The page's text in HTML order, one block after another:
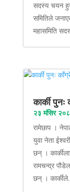
सदस्य चयन हुन
समितिले
महासमिति
कार्की
२३ मंसिर
रामेछाप ।
युवा नेता
छन् ।
रामचन्द्र
छन् ।